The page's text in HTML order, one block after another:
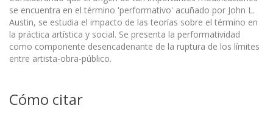
se encuentra en el término 'performativo' acuñado por John L.
Austin, se estudia el impacto de las teorías sobre el término en
la práctica artística y social. Se presenta la performatividad
como componente desencadenante de la ruptura de los límites
entre artista-obra-público.
Cómo citar